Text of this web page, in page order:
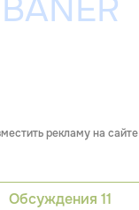
рекламу на сайте
Обсуждения 11